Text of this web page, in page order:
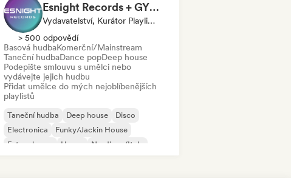
Esnight Records + GYM DISCO HOUSE POP playlist
Vydavatelství, Kurátor Playlistu
> 500 odpovědí
Basová hudbaKomerční/Mainstream
Taneční hudbaDance popDeep house
Podepište smlouvu s umělci nebo
vydávejte jejich hudbu
Přidat umělce do mých nejoblíbenějších
playlistů
Taneční hudba Deep house
Disco
Electronica
Funky/Jackin House
Future house
House Nu-disco/Italo